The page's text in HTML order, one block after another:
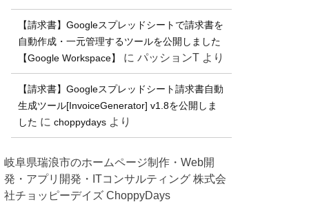
【請求書】Googleスプレッドシートで請求書を
自動作成・一元管理するツールを公開しました
【Google Workspace】
に パッションT より
【請求書】Googleスプレッドシート請求書自動
生成ツール[InvoiceGenerator] v1.8を公開しま
した に choppydays より
岐阜県瑞浪市のホームページ制作・Web開
発・アプリ開発・ITコンサルティング 株式会
社チョッピーデイズ ChoppyDays